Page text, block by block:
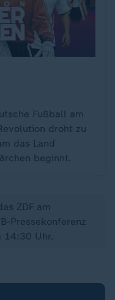
Fußball am
droht zu
das Land
beginnt.
ZDF am
Pressekonferenz
14:30 Uhr.